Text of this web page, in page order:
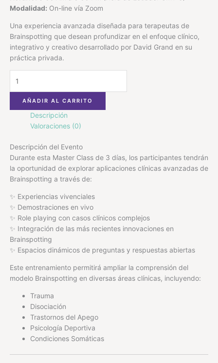
Modalidad: On-line vía Zoom
Una experiencia avanzada diseñada para terapeutas de
Brainspotting que desean profundizar en el enfoque clínico,
integrativo y creativo desarrollado por David Grand en su
práctica privada.
AÑADIR AL CARRITO
Descripción
Valoraciones (0)
Descripción del Evento
Durante esta Master Class de 3 días, los participantes tendrán
la oportunidad de explorar aplicaciones clínicas avanzadas de
Brainspotting a través de:
✨ Experiencias vivenciales
✨ Demostraciones en vivo
✨ Role playing con casos clínicos complejos
✨ Integración de las más recientes innovaciones en
Brainspotting
✨ Espacios dinámicos de preguntas y respuestas abiertas
Este entrenamiento permitirá ampliar la comprensión del
modelo Brainspotting en diversas áreas clínicas, incluyendo:
Trauma
Disociación
Trastornos del Apego
Psicología Deportiva
Condiciones Somáticas